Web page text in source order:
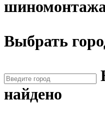
Выбрать
найдено